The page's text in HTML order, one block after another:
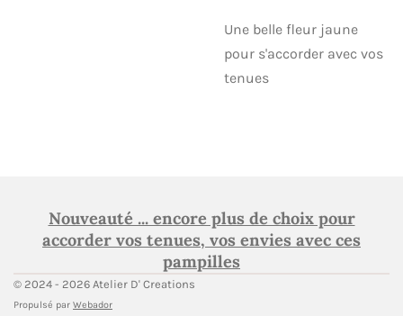
Une belle fleur jaune
pour s'accorder avec vos
tenues
Nouveauté ... encore plus de choix pour
accorder vos tenues, vos envies avec ces
pampilles
© 2024 - 2026 Atelier D' Creations
Propulsé par Webador